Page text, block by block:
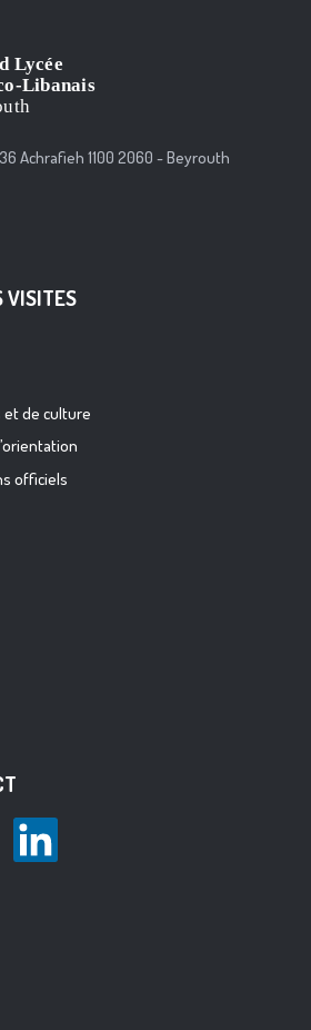
Achrafieh 1100 2060 - Beyrouth
VISITES
et de culture
officiels